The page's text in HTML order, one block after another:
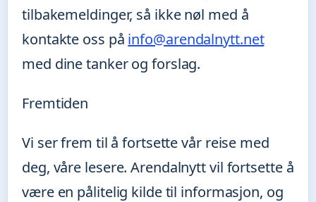
tilbakemeldinger, så ikke nøl med å
kontakte oss på info@arendalnytt.net
med dine tanker og forslag.
Fremtiden
Vi ser frem til å fortsette vår reise med
deg, våre lesere. Arendalnytt vil fortsette å
være en pålitelig kilde til informasjon, og